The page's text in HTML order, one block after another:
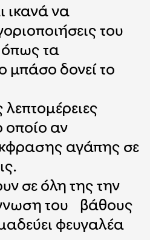
ικανά να
του
όπως τα
μπάσο δονεί το
οποίο αν
αγάπης σε
σε όλη της την
του βάθους
φευγαλέα